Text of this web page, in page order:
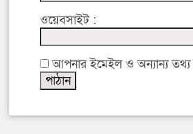
ওয়েবসাইট :
আপনার ইমেইল ও অন্যান্য তথ্য